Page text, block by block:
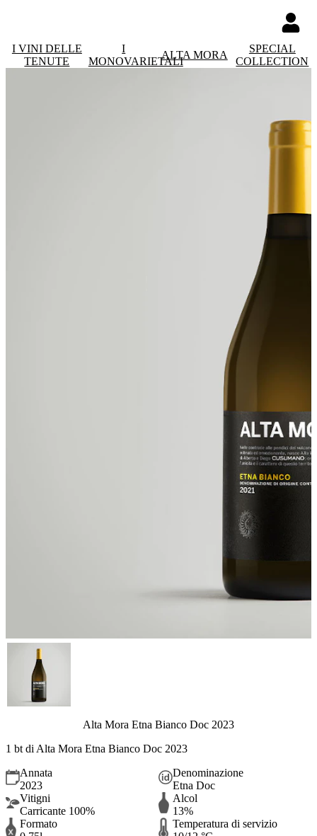
I VINI DELLE
TENUTE
I
MONOVARIETALI
ALTA MORA
SPECIAL
COLLECTION
Alta Mora Etna Bianco Doc 2023
1 bt di Alta Mora Etna Bianco Doc 2023
Annata
2023
Denominazione
Etna Doc
Vitigni
Carricante 100%
Alcol
13%
Formato
Temperatura di servizio